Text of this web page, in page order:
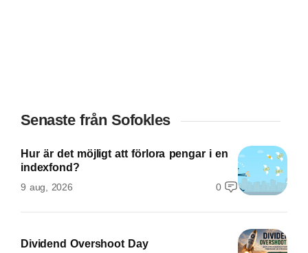
Senaste från Sofokles
Hur är det möjligt att förlora pengar i en
indexfond?
9 aug, 2026 0
Dividend Overshoot Day